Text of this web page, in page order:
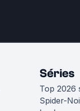
Séries
Top 2026
Spider-